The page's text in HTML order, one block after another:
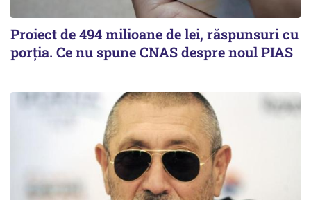
Proiect de 494 milioane de lei, răspunsuri cu
porția. Ce nu spune CNAS despre noul PIAS